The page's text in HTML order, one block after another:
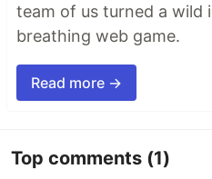
team of us turned a wild
breathing web game.
Read more →
Top comments (1)